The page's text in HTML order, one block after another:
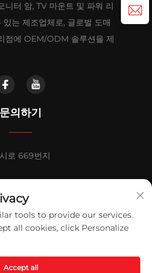
니터 암, TV 마운트 및 파워 리
는 제조업체로, 글로벌 도매
점에 OEM/ODM 솔루션을 제
문의하기
로 669번지
Mounts Manufacturing Co.,Ltd.
tools to provide our services.
all cookies, click Personalize
Accept all